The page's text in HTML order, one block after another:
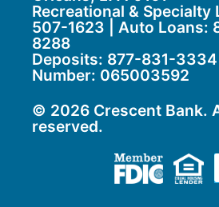
Recreational &
507-1623 | Auto Loans:
8288
Deposits: 877-831-3334
Number: 065003592
© 2026 Crescent Bank.
reserved.